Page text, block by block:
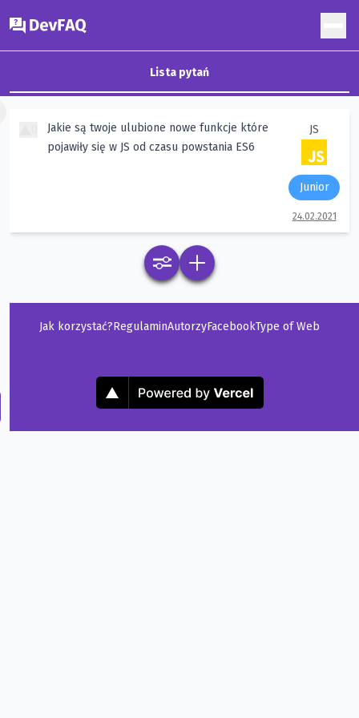
DevFAQ
Lista pytań
Jakie są twoje ulubione nowe funkcje które
pojawiły się w JS od czasu powstania ES6
JS
Junior
24.02.2021
Jak korzystać?RegulaminAutorzyFacebookType of Web